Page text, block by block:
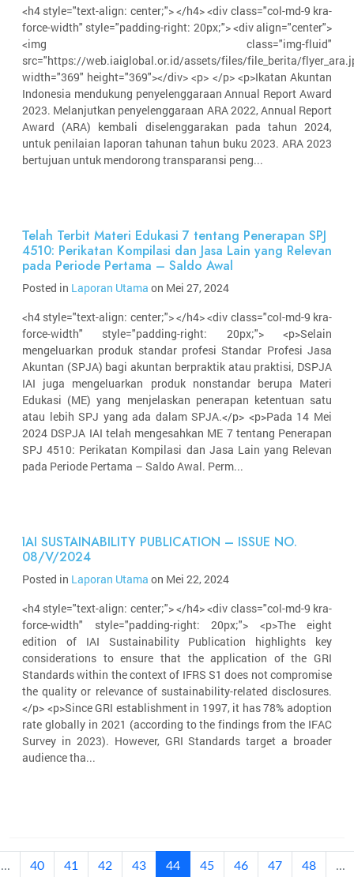
<h4 style="text-align: center;"> </h4> <div class="col-md-9 kra-
force-width" style="padding-right: 20px;"> <div align="center">
<img class="img-fluid"
src="https://web.iaiglobal.or.id/assets/files/file_berita/
width="369" height="369"></div> <p> </p> <p>Ikatan Akuntan
Indonesia mendukung penyelenggaraan Annual Report Award
2023. Melanjutkan penyelenggaraan ARA 2022, Annual Report
Award (ARA) kembali diselenggarakan pada tahun 2024,
untuk penilaian laporan tahunan tahun buku 2023. ARA 2023
bertujuan untuk mendorong transparansi peng...
Telah Terbit Materi Edukasi 7 tentang Penerapan SPJ
4510: Perikatan Kompilasi dan Jasa Lain yang Relevan
pada Periode Pertama – Saldo Awal
Posted in Laporan Utama on Mei 27, 2024
<h4 style="text-align: center;"> </h4> <div class="col-md-9 kra-
force-width" style="padding-right: 20px;"> <p>Selain
mengeluarkan produk standar profesi Standar Profesi Jasa
Akuntan (SPJA) bagi akuntan berpraktik atau praktisi, DSPJA
IAI juga mengeluarkan produk nonstandar berupa Materi
Edukasi (ME) yang menjelaskan penerapan ketentuan satu
atau lebih SPJ yang ada dalam SPJA.</p> <p>Pada 14 Mei
2024 DSPJA IAI telah mengesahkan ME 7 tentang Penerapan
SPJ 4510: Perikatan Kompilasi dan Jasa Lain yang Relevan
pada Periode Pertama – Saldo Awal. Perm...
IAI SUSTAINABILITY PUBLICATION – ISSUE NO.
08/V/2024
Posted in Laporan Utama on Mei 22, 2024
<h4 style="text-align: center;"> </h4> <div class="col-md-9 kra-
force-width" style="padding-right: 20px;"> <p>The eight
edition of IAI Sustainability Publication highlights key
considerations to ensure that the application of the GRI
Standards within the context of IFRS S1 does not compromise
the quality or relevance of sustainability-related disclosures.
</p> <p>Since GRI establishment in 1997, it has 78% adoption
rate globally in 2021 (according to the findings from the IFAC
Survey in 2023). However, GRI Standards target a broader
audience tha...
... 40 41 42 43 44(current)
45 46 47 48 ...